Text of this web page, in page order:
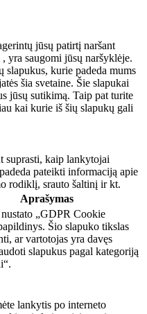
jūsų patirtį naršant
yra saugomi jūsų naršyklėje.
slapukus, kurie padeda mums
šia svetaine. Šie slapukai
jūsų sutikimą. Taip pat turite
kai kurie iš šių slapukų gali
suprasti, kaip lankytojai
pateikti informaciją apie
rodiklį, srauto šaltinį ir kt.
Aprašymas
„GDPR Cookie
Šio slapuko tikslas
ar vartotojas yra davęs
slapukus pagal kategoriją
lankytis po interneto